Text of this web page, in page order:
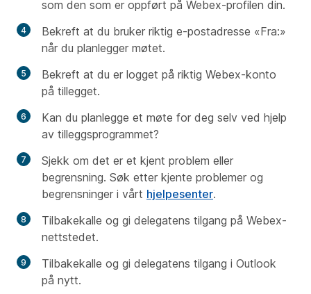
som den som er oppført på Webex-profilen din.
Bekreft at du bruker riktig e-postadresse «Fra:»
når du planlegger møtet.
Bekreft at du er logget på riktig Webex-konto
på tillegget.
Kan du planlegge et møte for deg selv ved hjelp
av tilleggsprogrammet?
Sjekk om det er et kjent problem eller
begrensning. Søk etter kjente problemer og
begrensninger i vårt hjelpesenter.
Tilbakekalle og gi delegatens tilgang på Webex-
nettstedet.
Tilbakekalle og gi delegatens tilgang i Outlook
på nytt.